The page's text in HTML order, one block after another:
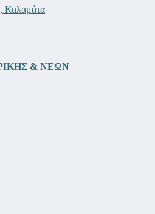
Καλαμάτα
& ΝΕΩΝ